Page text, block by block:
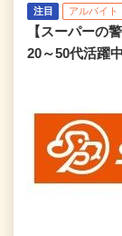
注目 アルバイト
【スーパーの
20～50代活躍